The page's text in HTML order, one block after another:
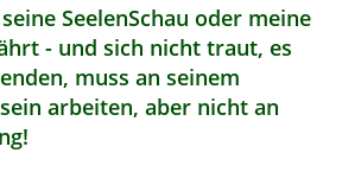
SeelenSchau oder meine
- und sich nicht traut, es
muss an seinem
arbeiten, aber nicht an